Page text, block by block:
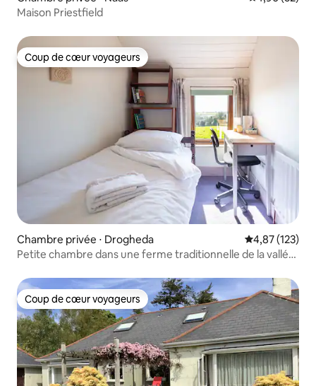
Maison Priestfield
Coup de cœur voyageurs
Coup de cœur voyageurs
Chambre privée ⋅ Drogheda Évaluation
4,87 (123)
Petite chambre dans une ferme traditionnelle de la vallée
Coup de cœur voyageurs
Coup de cœur voyageurs